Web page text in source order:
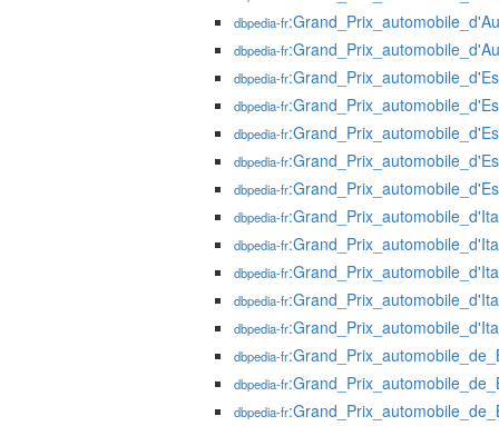
dbpedia-fr
dbpedia-fr
dbpedia-fr
dbpedia-fr
dbpedia-fr
dbpedia-fr
dbpedia-fr
dbpedia-fr
dbpedia-fr
dbpedia-fr
dbpedia-fr
dbpedia-fr
dbpedia-fr
dbpedia-fr
dbpedia-fr